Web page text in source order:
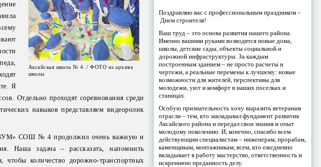
Аксайская школа № 4. / ФОТО из архива
школы
Я
Отдельно проходят соревнования среди
навыков представляем видеоролик
СОШ № 4 продолжил очень важную и
Наша задача – рассказать, напомнить
количество дорожно-транспортных
Поздравляю вас с профессиональным праздником –
Днем строителя!
Ваш труд – это основа развития нашего района.
Именно вашими руками возводятся новые дома,
школы, детские сады, объекты социальной и
дорожной инфраструктуры. За каждым
построенным зданием – не просто расчеты и
чертежи, а реальные перемены к лучшему: новые
возможности для жителей, перспективы для
молодежи, уют и комфорт в наших поселках и
станицах.
Особую признательность хочу выразить ветеранам
отрасли – тем, кто закладывал фундамент развития
Аксайского района и передал свои знания и опыт
молодому поколению. И, конечно, спасибо всем
действующим специалистам – инженерам, прорабам,
каменщикам, монтажникам, всем, кто ежедневно
вкладывает в работу мастерство, ответственность и
искреннюю преданность делу.